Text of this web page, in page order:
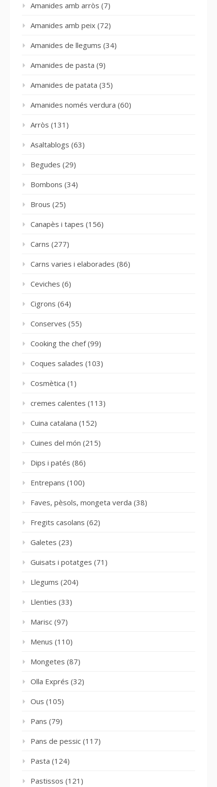
Amanides amb arròs (7)
Amanides amb peix (72)
Amanides de llegums (34)
Amanides de pasta (9)
Amanides de patata (35)
Amanides només verdura (60)
Arròs (131)
Asaltablogs (63)
Begudes (29)
Bombons (34)
Brous (25)
Canapès i tapes (156)
Carns (277)
Carns varies i elaborades (86)
Ceviches (6)
Cigrons (64)
Conserves (55)
Cooking the chef(99)
Coques salades (103)
Cosmètica (1)
cremes calentes (113)
Cuina catalana (152)
Cuines del món (215)
Dips i patés (86)
Entrepans (100)
Faves, pèsols, mongeta verda (38)
Fregits casolans (62)
Galetes (23)
Guisats i potatges (71)
Llegums (204)
Llenties (33)
Marisc (97)
Menus (110)
Mongetes (87)
Olla Exprés (32)
Ous (105)
Pans (79)
Pans de pessic (117)
Pasta (124)
Pastissos (121)